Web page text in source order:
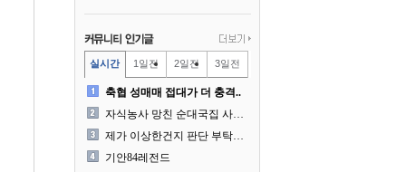
실시간 1일전 2일전 3일전
축협 성매매 접대가 더 충격..
자식농사 망친 순대국집 사장..
제가 이상한건지 판단 부탁드..
기안84레전드